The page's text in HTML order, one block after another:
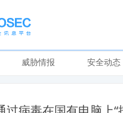
威胁情报 安全动态